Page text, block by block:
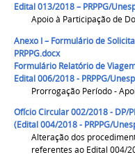
Edital 013/2018 – PRPPG/
Apoio à Participação de
Anexo I – Formulário de
PRPPG.docx
Formulário Relatório de
Edital 006/2018 - PRPPG/
Prorrogação Período -
Ofício Circular 002/2018 - DP/
(Edital 004/2018 - PRPPG/
Alteração dos
referentes ao Edital 004/